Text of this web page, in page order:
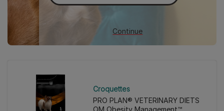
Continue
Croquettes
PRO PLAN® VETERINARY DIETS
OM Obesity Management™